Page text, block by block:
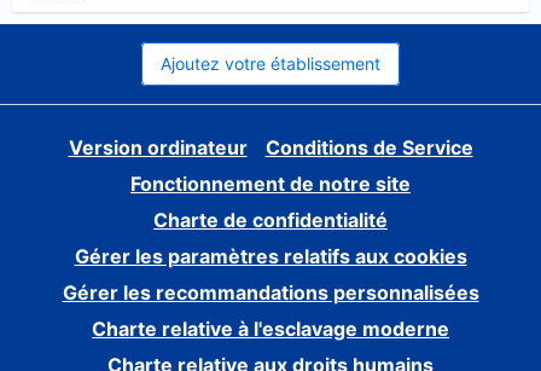
Ajoutez votre établissement
Version ordinateur
Conditions de Service
Fonctionnement de notre site
Charte de confidentialité
Gérer les paramètres relatifs aux cookies
Gérer les recommandations personnalisées
Charte relative à l'esclavage moderne
Charte relative aux droits humains